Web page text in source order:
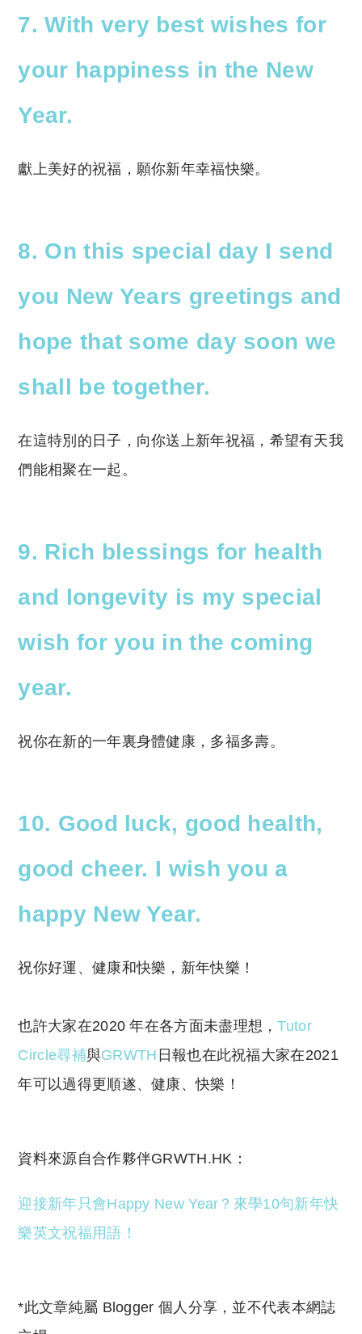
7. With very best wishes for
your happiness in the New
Year.
獻上美好的祝福，願你新年幸福快樂。
8. On this special day I send
you New Years greetings and
hope that some day soon we
shall be together.
在這特別的日子，向你送上新年祝福，希望有天我
們能相聚在一起。
9. Rich blessings for health
and longevity is my special
wish for you in the coming
year.
祝你在新的一年裏身體健康，多福多壽。
10. Good luck, good health,
good cheer. I wish you a
happy New Year.
祝你好運、健康和快樂，新年快樂！
也許大家在2020 年在各方面未盡理想，Tutor
Circle尋補與GRWTH 日報也在此祝福大家在2021
年可以過得更順遂、健康、快樂！
資料來源自合作夥伴GRWTH.HK：
迎接新年只會Happy New Year？來學10句新年快
樂英文祝福用語！
*此文章純屬 Blogger 個人分享，並不代表本網誌